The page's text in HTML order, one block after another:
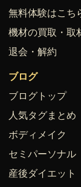
無料体験はこち
機材の買取・取
退会・解約
ブログ
ブログトップ
人気タグまとめ
ボディメイク
セミパーソナル
産後ダイエット